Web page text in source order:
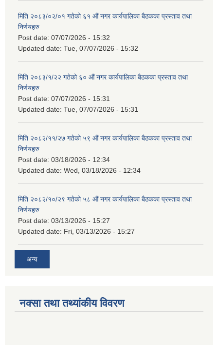
मिति २०८३/०२/०१ गतेको ६१ औं नगर कार्यपालिका बैठकका प्रस्ताव तथा
निर्णयहरु
Post date: 07/07/2026 - 15:32
Updated date: Tue, 07/07/2026 - 15:32
मिति २०८३/१/२२ गतेको ६० औं नगर कार्यपालिका बैठकका प्रस्ताव तथा
निर्णयहरु
Post date: 07/07/2026 - 15:31
Updated date: Tue, 07/07/2026 - 15:31
मिति २०८२/११/२७ गतेको ५९ औं नगर कार्यपालिका बैठकका प्रस्ताव तथा
निर्णयहरु
Post date: 03/18/2026 - 12:34
Updated date: Wed, 03/18/2026 - 12:34
मिति २०८२/१०/२९ गतेको ५८ औं नगर कार्यपालिका बैठकका प्रस्ताव तथा
निर्णयहरु
Post date: 03/13/2026 - 15:27
Updated date: Fri, 03/13/2026 - 15:27
अन्य
नक्सा तथा तथ्यांकीय विवरण